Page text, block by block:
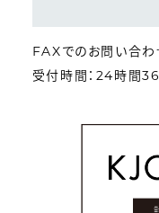
FAXでのお問い合
受付時間：24時間